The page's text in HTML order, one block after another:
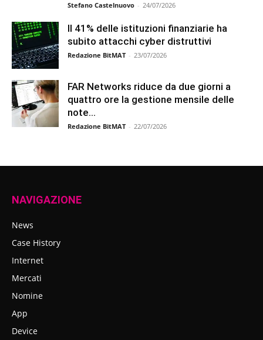
Stefano Castelnuovo - 24/07/2026
Il 41% delle istituzioni finanziarie ha
subito attacchi cyber distruttivi
Redazione BitMAT - 23/07/2026
FAR Networks riduce da due giorni a
quattro ore la gestione mensile delle
note...
Redazione BitMAT - 22/07/2026
NAVIGAZIONE
News
Case History
Internet
Mercati
Nomine
App
Device